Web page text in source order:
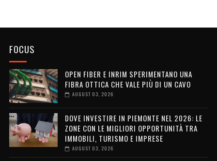
FOCUS
OPEN FIBER E INRIM SPERIMENTANO UNA
FIBRA OTTICA CHE VALE PIÙ DI UN CAVO
AUGUST 03, 2026
DOVE INVESTIRE IN PIEMONTE NEL 2026: LE
ZONE CON LE MIGLIORI OPPORTUNITÀ TRA
IMMOBILI, TURISMO E IMPRESE
AUGUST 03, 2026